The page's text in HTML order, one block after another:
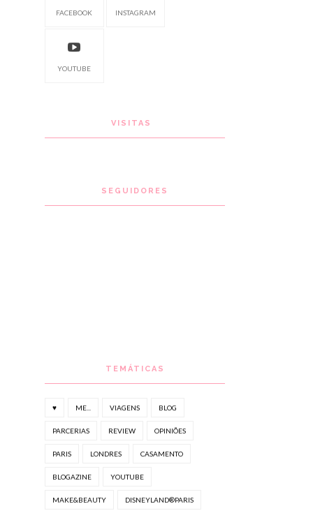
FACEBOOK INSTAGRAM
YOUTUBE
VISITAS
SEGUIDORES
TEMÁTICAS
♥ ME... VIAGENS BLOG
PARCERIAS REVIEW OPINIÕES
PARIS LONDRES CASAMENTO
BLOGAZINE YOUTUBE
MAKE&BEAUTY DISNEYLAND®PARIS